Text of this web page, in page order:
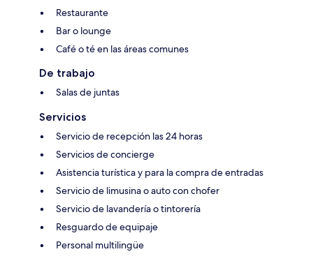
Restaurante
Bar o lounge
Café o té en las áreas comunes
De trabajo
Salas de juntas
Servicios
Servicio de recepción las 24 horas
Servicios de concierge
Asistencia turística y para la compra de entradas
Servicio de limusina o auto con chofer
Servicio de lavandería o tintorería
Resguardo de equipaje
Personal multilingüe